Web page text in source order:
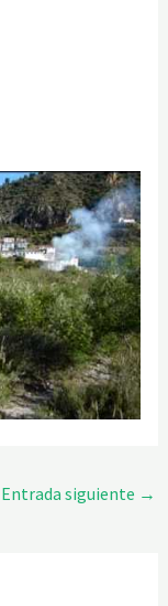
Entrada siguiente →